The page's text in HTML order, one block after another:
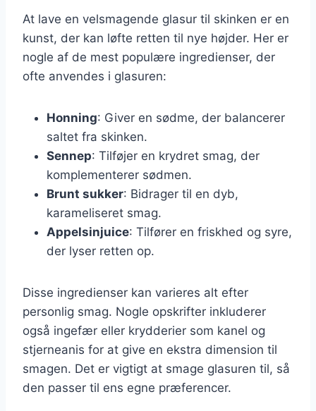
At lave en velsmagende glasur til skinken er en
kunst, der kan løfte retten til nye højder. Her er
nogle af de mest populære ingredienser, der
ofte anvendes i glasuren:
Honning: Giver en sødme, der balancerer
saltet fra skinken.
Sennep: Tilføjer en krydret smag, der
komplementerer sødmen.
Brunt sukker: Bidrager til en dyb,
karameliseret smag.
Appelsinjuice: Tilfører en friskhed og syre,
der lyser retten op.
Disse ingredienser kan varieres alt efter
personlig smag. Nogle opskrifter inkluderer
også ingefær eller krydderier som kanel og
stjerneanis for at give en ekstra dimension til
smagen. Det er vigtigt at smage glasuren til, så
den passer til ens egne præferencer.